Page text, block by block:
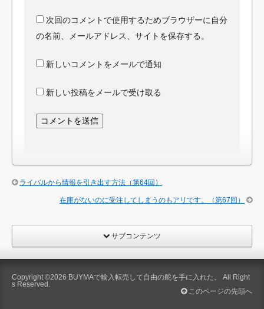
次回のコメントで使用するためブラウザーに自分
の名前、メールアドレス、サイトを保存する。
新しいコメントをメールで通知
新しい投稿をメールで受け取る
ライバルから情報を引き出す方法（第64回）
在庫がないのに受注してしまうのもアリです。（第67回）
サブコンテンツ
Copyright ©2026 BUYMAで輸入転売して自由の舵を手に入れた。
All Right
s Reserved.
このページの先頭へ